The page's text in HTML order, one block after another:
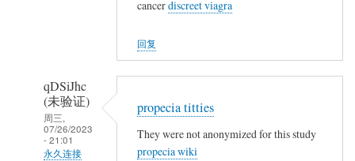
复
👍
cancerdiscreet viagra
回复
qDSiJhc
(未验证)
周三,
07/26/2023
- 21:01
永久连接
propecia titties
They were not anonymized for this study
propecia wiki